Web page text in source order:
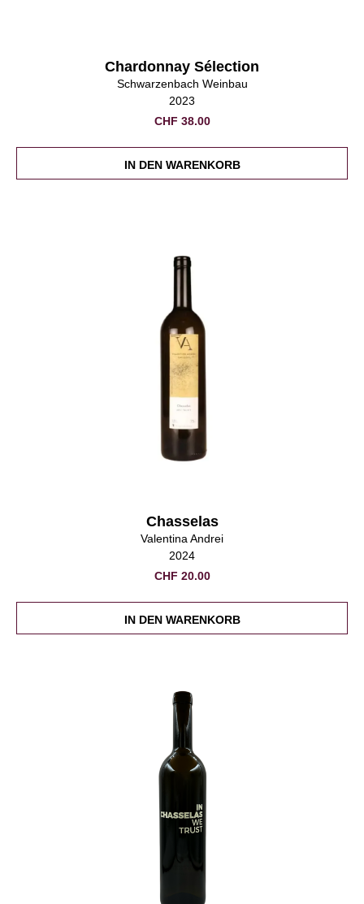
Chardonnay Sélection
Schwarzenbach Weinbau
2023
CHF 38.00
IN DEN WARENKORB
Chasselas
Valentina Andrei
2024
CHF 20.00
IN DEN WARENKORB